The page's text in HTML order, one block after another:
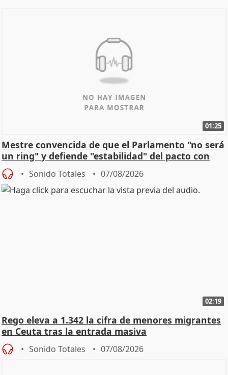
01:25
Mestre convencida de que el Parlamento "no será
un ring" y defiende "estabilidad" del pacto con
Vox
Sonido Totales 07/08/2026
02:19
Rego eleva a 1.342 la cifra de menores migrantes
en Ceuta tras la entrada masiva
Sonido Totales 07/08/2026